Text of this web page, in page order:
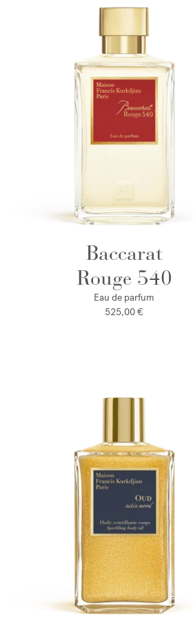
Baccarat
Rouge 540
Eau de parfum
525,00 €